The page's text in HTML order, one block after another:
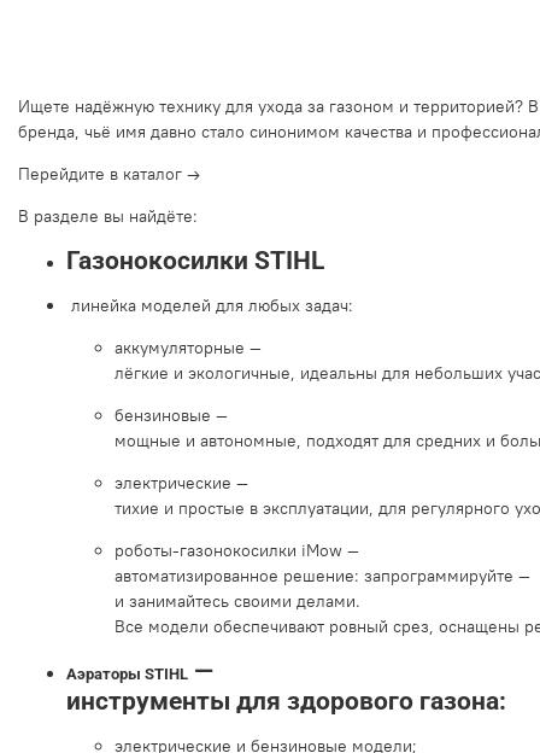
Ищете надёжную технику для ухода за газоном и территорией? В
бренда, чьё имя давно стало синонимом качества и
Перейдите в каталог →
В разделе вы найдёте:
Газонокосилки STIHL
линейка моделей для любых задач:
аккумуляторные —
лёгкие и экологичные, идеальны для небольших
бензиновые —
мощные и автономные, подходят для средних и
электрические —
тихие и простые в эксплуатации, для регулярного
роботы‑газонокосилки iMow —
автоматизированное решение: запрограммируйте —
и занимайтесь своими делами.
Все модели обеспечивают ровный срез, оснащены
Аэраторы STIHL —
инструменты для здорового газона:
электрические и бензиновые модели;